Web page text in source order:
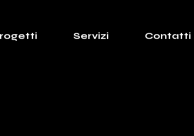
Servizi Contatti